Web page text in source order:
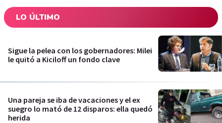
LO ÚLTIMO
Sigue la pelea con los gobernadores: Milei
le quitó a Kiciloff un fondo clave
Una pareja se iba de vacaciones y el ex
suegro lo mató de 12 disparos: ella quedó
herida